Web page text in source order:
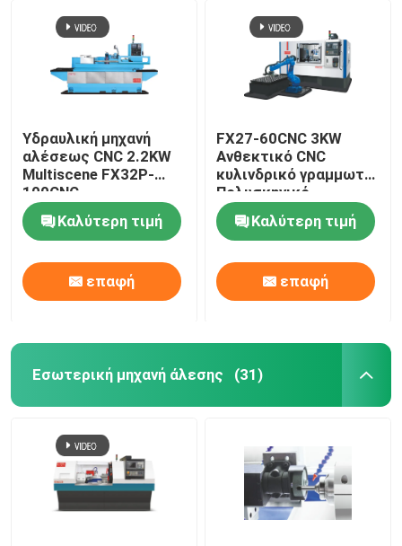
Υδραυλική μηχανή
αλέσεως CNC 2.2KW
Multiscene FX32P-
100CNC
Καλύτερη τιμή
επαφή
FX27-60CNC 3KW
Ανθεκτικό CNC
κυλινδρικό γραμμωτή,
Πολυσκηνικό
Παγκόσμιο γραμμωτή
Καλύτερη τιμή
επαφή
Εσωτερική μηχανή άλεσης (31)